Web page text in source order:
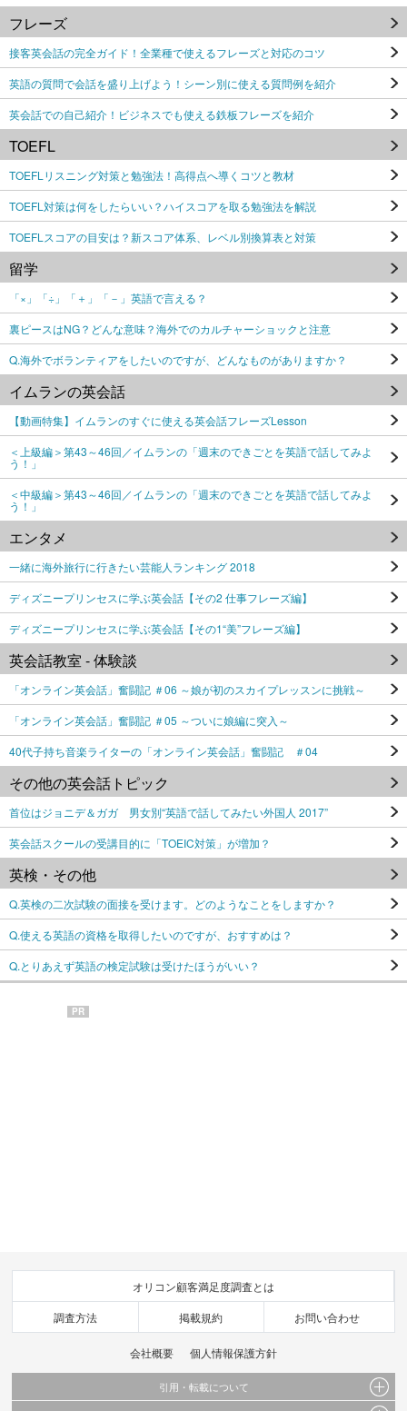
フレーズ
接客英会話の完全ガイド！全業種で使えるフレーズと対応のコツ
英語の質問で会話を盛り上げよう！シーン別に使える質問例を紹介
英会話での自己紹介！ビジネスでも使える鉄板フレーズを紹介
TOEFL
TOEFLリスニング対策と勉強法！高得点へ導くコツと教材
TOEFL対策は何をしたらいい？ハイスコアを取る勉強法を解説
TOEFLスコアの目安は？新スコア体系、レベル別換算表と対策
留学
「×」「÷」「＋」「－」英語で言える？
裏ピースはNG？どんな意味？海外でのカルチャーショックと注意
Q.海外でボランティアをしたいのですが、どんなものがありますか？
イムランの英会話
【動画特集】イムランのすぐに使える英会話フレーズLesson
＜上級編＞第43～46回／イムランの「週末のできごとを英語で話してみよ
う！」
＜中級編＞第43～46回／イムランの「週末のできごとを英語で話してみよ
う！」
エンタメ
一緒に海外旅行に行きたい芸能人ランキング 2018
ディズニープリンセスに学ぶ英会話【その2 仕事フレーズ編】
ディズニープリンセスに学ぶ英会話【その1“美”フレーズ編】
英会話教室 - 体験談
「オンライン英会話」奮闘記 ＃06 ～娘が初のスカイプレッスンに挑戦～
「オンライン英会話」奮闘記 ＃05 ～ついに娘編に突入～
40代子持ち音楽ライターの「オンライン英会話」奮闘記 ＃04
その他の英会話トピック
首位はジョニデ＆ガガ 男女別“英語で話してみたい外国人 2017”
英会話スクールの受講目的に「TOEIC対策」が増加？
英検・その他
Q.英検の二次試験の面接を受けます。どのようなことをしますか？
Q.使える英語の資格を取得したいのですが、おすすめは？
Q.とりあえず英語の検定試験は受けたほうがいい？
PR
オリコン顧客満足度調査とは
調査方法 掲載規約 お問い合わせ
会社概要 個人情報保護方針
引用・転載について